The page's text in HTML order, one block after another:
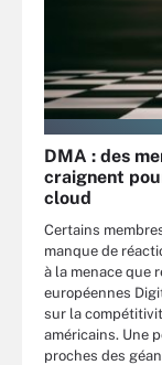
DMA : des
craignent
cloud
Certains
manque de
à la menace que
européennes
sur la
américains. Une
proches des